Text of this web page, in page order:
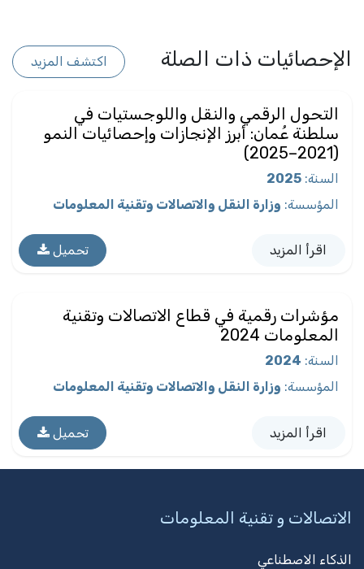
الإحصائيات ذات الصلة اكتشف المزيد
التحول الرقمي والنقل واللوجستيات في
سلطنة عُمان: أبرز الإنجازات وإحصائيات النمو
(2021–2025)
السنة:
2025
المؤسسة: وزارة النقل والاتصالات وتقنية المعلومات
اقرأ المزيد تحميل
مؤشرات رقمية في قطاع الاتصالات وتقنية
المعلومات 2024
السنة:
2024
المؤسسة: وزارة النقل والاتصالات وتقنية المعلومات
اقرأ المزيد تحميل
الاتصالات و تقنية المعلومات
الذكاء الاصطناعي